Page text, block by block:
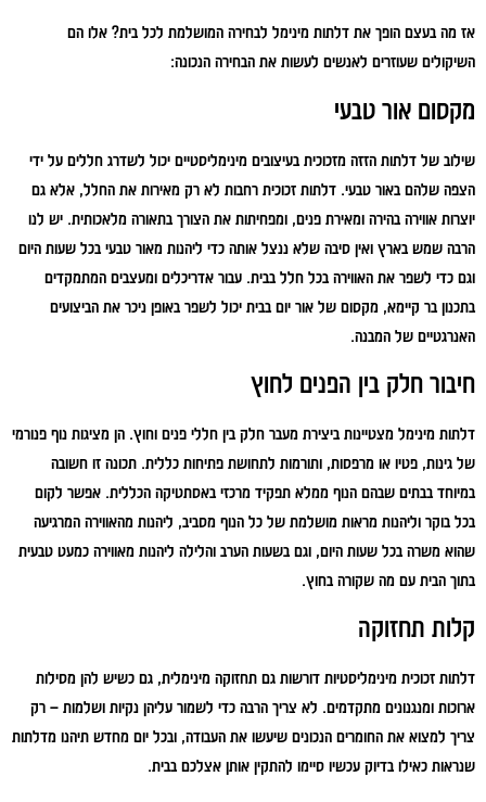
אז מה בעצם הופך את דלתות מינימל לבחירה המושלמת לכל בית? אלו הם
השיקולים שעוזרים לאנשים לעשות את הבחירה הנכונה:
מקסום אור טבעי
שילוב של דלתות הזזה מזכוכית בעיצובים מינימליסטיים יכול לשדרג חללים על ידי
הצפה שלהם באור טבעי. דלתות זכוכית רחבות לא רק מאירות את החלל, אלא גם
יוצרות אווירה בהירה ומאירת פנים, ומפחיתות את הצורך בתאורה מלאכותית. יש לנו
הרבה שמש בארץ ואין סיבה שלא ננצל אותה כדי ליהנות מאור טבעי בכל שעות היום
וגם כדי לשפר את האווירה בכל חלל בבית. עבור אדריכלים ומעצבים המתמקדים
בתכנון בר קיימא, מקסום של אור יום בבית יכול לשפר באופן ניכר את הביצועים
האנרגטיים של המבנה.
חיבור חלק בין הפנים לחוץ
דלתות מינימל מצטיינות ביצירת מעבר חלק בין חללי פנים וחוץ. הן מציגות נוף פנורמי
של גינות, פטיו או מרפסות, ותורמות לתחושת פתיחות כללית. תכונה זו חשובה
במיוחד בבתים שבהם הנוף ממלא תפקיד מרכזי באסתטיקה הכללית. אפשר לקום
בכל בוקר וליהנות מראות מושלמת של כל הנוף מסביב, ליהנות מהאווירה המרגיעה
שהוא משרה בכל שעות היום, וגם בשעות הערב והלילה ליהנות מאווירה כמעט טבעית
בתוך הבית עם מה שקורה בחוץ.
קלות תחזוקה
דלתות זכוכית מינימליסטיות דורשות גם תחזוקה מינימלית, גם כשיש להן מסילות
ארוכות ומנגנונים מתקדמים. לא צריך הרבה כדי לשמור עליהן נקיות ושלמות – רק
צריך למצוא את החומרים הנכונים שיעשו את העבודה, ובכל יום מחדש תיהנו מדלתות
שנראות כאילו בדיוק עכשיו סיימו להתקין אותן אצלכם בבית.